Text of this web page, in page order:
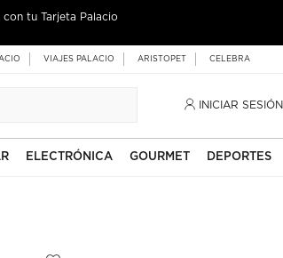
con tu Tarjeta Palacio
VIAJES PALACIO ARISTOPET CELEBRA
INICIAR SESIÓN
ELECTRÓNICA GOURMET DEPORTES